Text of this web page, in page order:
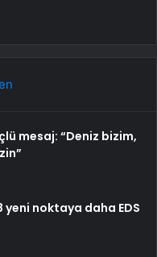
mesaj: “Deniz bizim,
yeni noktaya daha EDS